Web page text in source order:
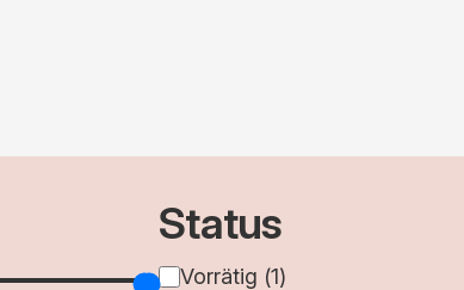
Status
Verfügbarkeit
Vorrätig (1)